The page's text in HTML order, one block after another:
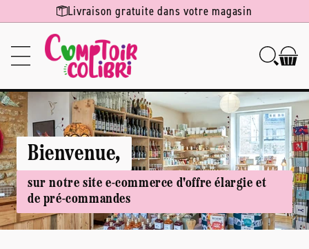
Ignorer et
passer au Livraison gratuite dans votre magasin
Bienvenue,
sur notre site e-commerce d'offre élargie et
de pré-commandes